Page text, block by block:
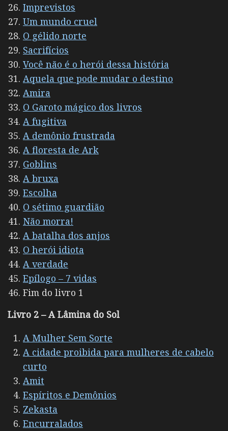
Imprevistos
Um mundo cruel
O gélido norte
Sacrifícios
Você não é o herói dessa história
Aquela que pode mudar o destino
Amira
O Garoto mágico dos livros
A fugitiva
A demônio frustrada
A floresta de Ark
Goblins
A bruxa
Escolha
O sétimo guardião
Não morra!
A batalha dos anjos
O herói idiota
A verdade
Epílogo – 7 vidas
Fim do livro 1
Livro 2 – A Lâmina do Sol
A Mulher Sem Sorte
A cidade proibida para mulheres de cabelo
curto
Amit
Espíritos e Demônios
Zekasta
Encurralados